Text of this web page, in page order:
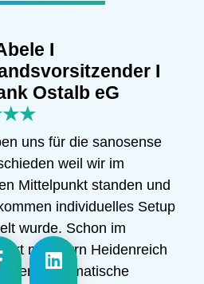
I
I
Ostalb eG
uns für die sanosense
weil wir im
Mittelpunkt standen und
individuelles Setup
wurde. Schon im
mit Herrn Heidenreich
pragmatische